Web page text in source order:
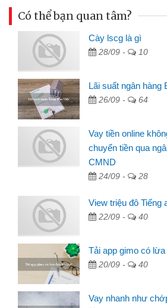
Có thể bạn quan tâm?
Cày lscg là gì
28/09 - 10
Lãi suất ngân hàng
26/09 - 64
Vay tiền online
chuyển tiền qua
CMND
24/09 - 28
View triệu đô Tiếng
22/09 - 40
Tải app gimo có
20/09 - 40
Vay nhanh như